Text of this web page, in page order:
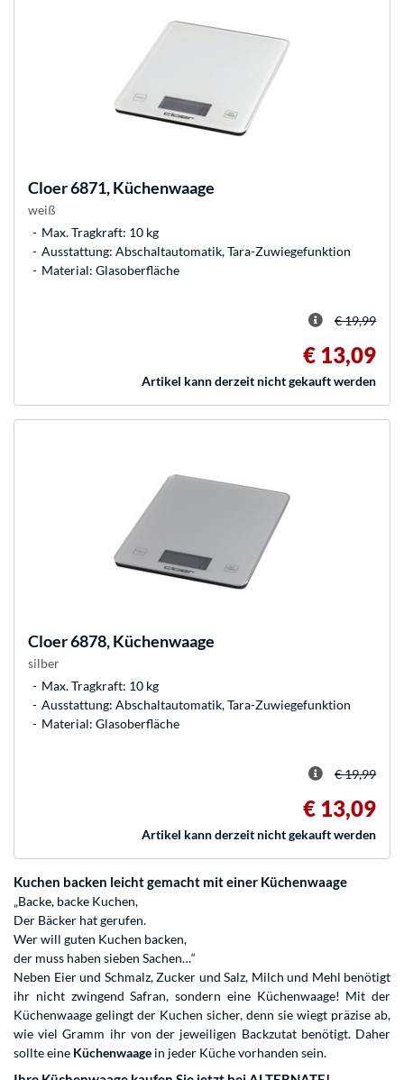
Cloer6871, Küchenwaage
weiß
Max. Tragkraft: 10 kg
Ausstattung: Abschaltautomatik, Tara-Zuwiegefunktion
Material: Glasoberfläche
€ 19,99
€ 13,09
Artikel kann derzeit nicht gekauft werden
Cloer6878, Küchenwaage
silber
Max. Tragkraft: 10 kg
Ausstattung: Abschaltautomatik, Tara-Zuwiegefunktion
Material: Glasoberfläche
€ 19,99
€ 13,09
Artikel kann derzeit nicht gekauft werden
Kuchen backen leicht gemacht mit einer Küchenwaage
„Backe, backe Kuchen,
Der Bäcker hat gerufen.
Wer will guten Kuchen backen,
der muss haben sieben Sachen…“
Neben Eier und Schmalz, Zucker und Salz, Milch und Mehl benötigt
ihr nicht zwingend Safran, sondern eine Küchenwaage! Mit der
Küchenwaage gelingt der Kuchen sicher, denn sie wiegt präzise ab,
wie viel Gramm ihr von der jeweiligen Backzutat benötigt. Daher
sollte eine Küchenwaage in jeder Küche vorhanden sein.